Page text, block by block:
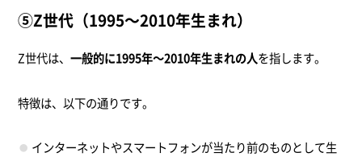
⑤Z世代（1995～2010年生まれ）
Z世代は、 一般的に1995年～2010年生まれの人を指します。
特徴は、以下の通りです。
インターネットやスマートフォンが当たり前のものとして生